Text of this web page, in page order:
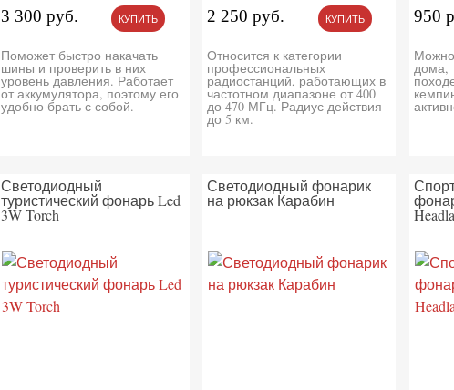
3 300 руб. КУПИТЬ
Поможет быстро накачать
шины и проверить в них
уровень давления. Работает
от аккумулятора, поэтому его
удобно брать с собой.
2 250 руб. КУПИТЬ
Относится к категории
профессиональных
радиостанций, работающих в
частотном диапазоне от 400
до 470 МГц. Радиус действия
до 5 км.
950
Можно
дома,
Светодиодный
туристический фонарь Led
3W Torch
Светодиодный фонарик
на рюкзак Карабин